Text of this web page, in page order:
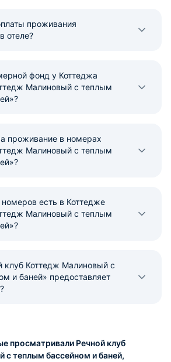
проживания
отеле?
фонд у Коттеджа
Малиновый с теплым
проживание в номерах
Малиновый с теплым
номеров есть в Коттедже
Малиновый с теплым
клуб Коттедж Малиновый с
и баней» предоставляет
просматривали Речной клуб
теплым бассейном и баней,